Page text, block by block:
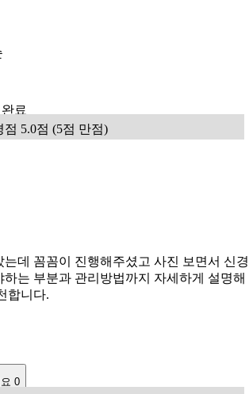
료
점 5.0점 (5점 만점)
는데 꼼꼼이 진행해주셨고 사진 보면서 신경
하는 부분과 관리방법까지 자세하게 설명해
합니다.
0